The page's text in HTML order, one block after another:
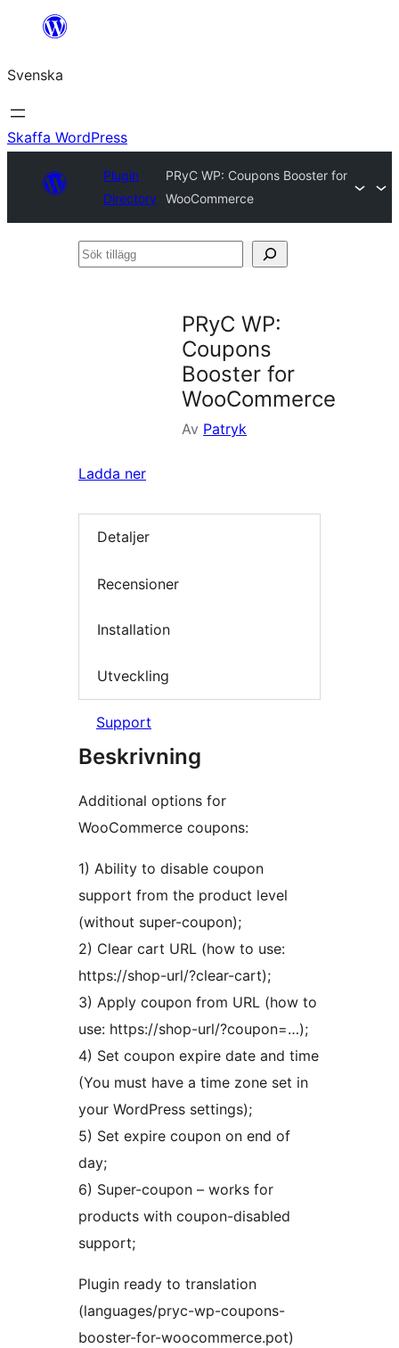
Hoppa
innehåll
Svenska
Skaffa WordPress
Plugin
Directory
PRyC WP: Coupons Booster for
WooCommerce
Sök
PRyC WP:
Coupons
Booster for
WooCommerce
Av Patryk
Ladda ner
Detaljer
Recensioner
Installation
Utveckling
Support
Beskrivning
Additional options for
WooCommerce coupons:
1) Ability to disable coupon
support from the product level
(without super-coupon);
2) Clear cart URL (how to use:
https://shop-url/?clear-cart);
3) Apply coupon from URL (how to
use: https://shop-url/?coupon=…);
4) Set coupon expire date and time
(You must have a time zone set in
your WordPress settings);
5) Set expire coupon on end of
day;
6) Super-coupon – works for
products with coupon-disabled
support;
Plugin ready to translation
(languages​​/pryc-wp-coupons-
booster-for-woocommerce.pot)